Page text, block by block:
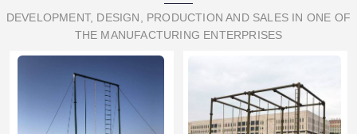
DEVELOPMENT, DESIGN, PRODUCTION AND SALES IN ONE OF
THE MANUFACTURING ENTERPRISES